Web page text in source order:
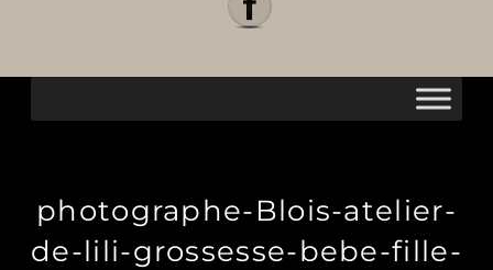
photographe-Blois-atelier-
de-lili-grossesse-bebe-fille-